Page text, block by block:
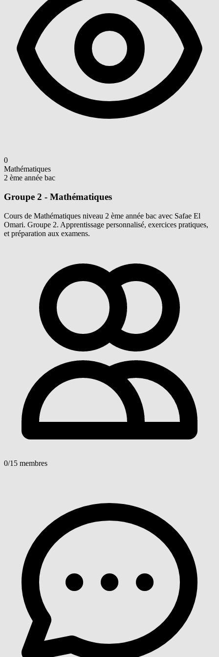
0
Mathématiques
2 ème année bac
Groupe 2 - Mathématiques
Cours de Mathématiques niveau 2 ème année bac avec Safae El
Omari. Groupe 2. Apprentissage personnalisé, exercices pratiques,
et préparation aux examens.
0/15 membres